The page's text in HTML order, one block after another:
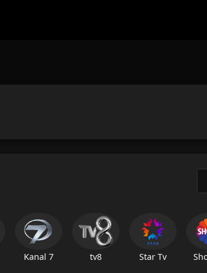
Kanal 7 tv8 Star Tv